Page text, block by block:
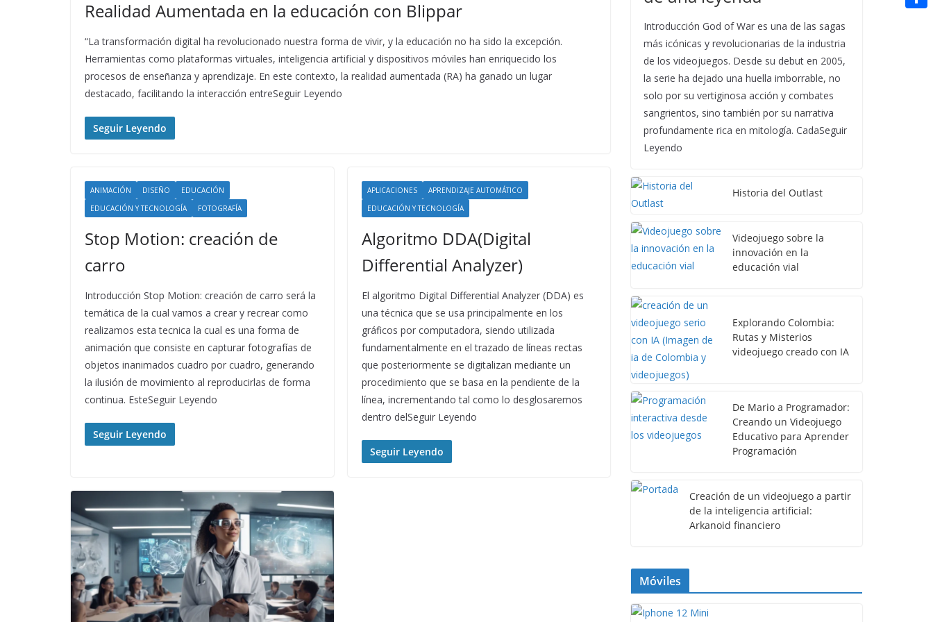
Realidad Aumentada en la educación con Blippar
“La transformación digital ha revolucionado nuestra forma de vivir, y la educación no ha sido la excepción.
Herramientas como plataformas virtuales, inteligencia artificial y dispositivos móviles han enriquecido los
procesos de enseñanza y aprendizaje. En este contexto, la realidad aumentada (RA) ha ganado un lugar
destacado, facilitando la interacción entreSeguir Leyendo
Seguir Leyendo
ANIMACIÓN DISEÑO
EDUCACIÓN
EDUCACIÓN Y TECNOLOGÍA
FOTOGRAFÍA
Stop Motion: creación de
carro
Introducción Stop Motion: creación de carro será la
temática de la cual vamos a crear y recrear como
realizamos esta tecnica la cual es una forma de
animación que consiste en capturar fotografías de
objetos inanimados cuadro por cuadro, generando
la ilusión de movimiento al reproducirlas de forma
continua. EsteSeguir Leyendo
Seguir Leyendo
APLICACIONES
APRENDIZAJE AUTOMÁTICO
EDUCACIÓN Y TECNOLOGÍA
Algoritmo DDA(Digital
Differential Analyzer)
El algoritmo Digital Differential Analyzer (DDA) es
una técnica que se usa principalmente en los
gráficos por computadora, siendo utilizada
fundamentalmente en el trazado de líneas rectas
que posteriormente se digitalizan mediante un
procedimiento que se basa en la pendiente de la
línea, incrementando tal como lo desglosaremos
dentro delSeguir Leyendo
Seguir Leyendo
Introducción God of War es una de las sagas
más icónicas y revolucionarias de la industria
de los videojuegos. Desde su debut en 2005,
la serie ha dejado una huella imborrable, no
solo por su vertiginosa acción y combates
sangrientos, sino también por su narrativa
profundamente rica en mitología. CadaSeguir
Leyendo
Historia del Outlast
Videojuego sobre la
innovación en la
educación vial
Explorando Colombia:
Rutas y Misterios
videojuego creado con IA
De Mario a Programador:
Creando un Videojuego
Educativo para Aprender
Programación
Creación de un videojuego a partir
de la inteligencia artificial:
Arkanoid financiero
Móviles
n
a